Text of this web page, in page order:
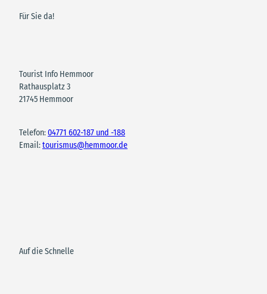
Für Sie da!
Tourist Info Hemmoor
Rathausplatz 3
21745 Hemmoor
Telefon:04771 602-187 und -188
Email:tourismus@hemmoor.de
Auf die Schnelle